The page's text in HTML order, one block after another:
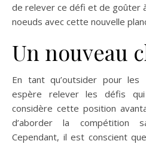
de relever ce défi et de goûter
noeuds avec cette nouvelle
Un nouveau
En tant qu’outsider pour les
espère relever les défis
considère cette position
d’aborder la compétition
Cependant, il est conscient